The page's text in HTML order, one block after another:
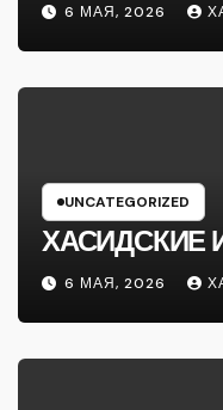
6 МАЯ, 2026
UNCATEGORIZED
ХАСИДСКИЕ
6 МАЯ, 2026